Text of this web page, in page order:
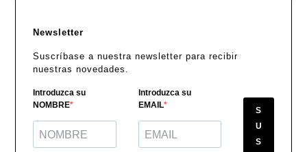
Newsletter
Suscríbase a nuestra newsletter para recibir
nuestras novedades.
Introduzca su
NOMBRE
Introduzca su
EMAIL
S
U
S